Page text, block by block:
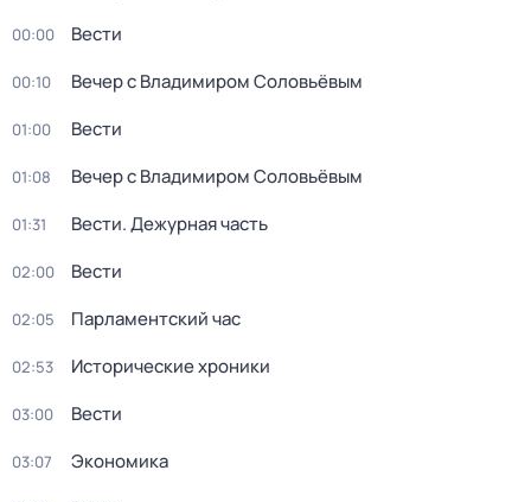
00:00 Вести
00:10 Вечер с Владимиром Соловьёвым
01:00 Вести
01:08 Вечер с Владимиром Соловьёвым
01:31 Вести. Дежурная часть
02:00 Вести
02:05 Парламентский час
02:53 Исторические хроники
03:00 Вести
03:07 Экономика